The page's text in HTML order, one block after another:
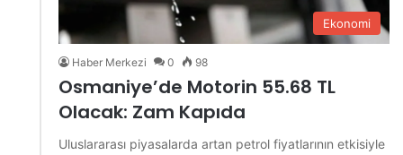
Ekonomi
Haber Merkezi 0 98
Osmaniye’de Motorin 55.68 TL
Olacak: Zam Kapıda
Uluslararası piyasalarda artan petrol fiyatlarının etkisiyle